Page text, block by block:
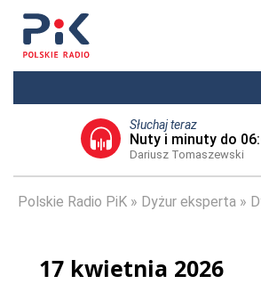
Słuchaj teraz
Nuty i minuty do
Dariusz Tomaszewski
Polskie Radio PiK Dyżur eksperta
17 kwietnia 2026